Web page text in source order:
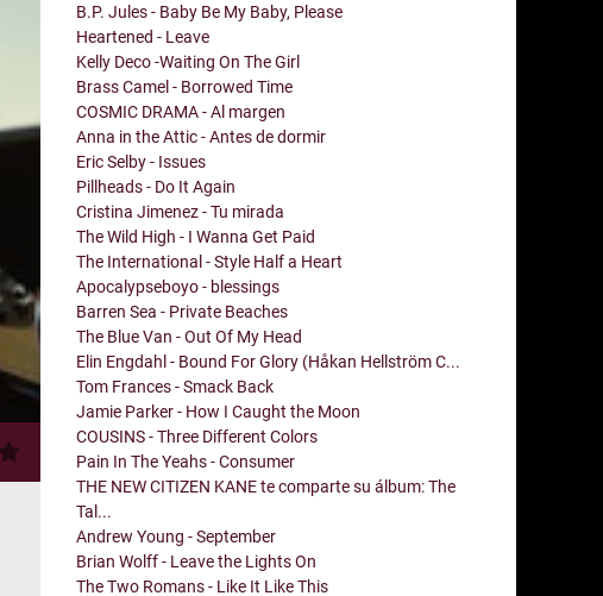
B.P. Jules - Baby Be My Baby, Please
Heartened - Leave
Kelly Deco -Waiting On The Girl
Brass Camel - Borrowed Time
COSMIC DRAMA - Al margen
Anna in the Attic - Antes de dormir
Eric Selby - Issues
Pillheads - Do It Again
Cristina Jimenez - Tu mirada
The Wild High - I Wanna Get Paid
The International - Style Half a Heart
Apocalypseboyo - blessings
Barren Sea - Private Beaches
The Blue Van - Out Of My Head
Elin Engdahl - Bound For Glory (Håkan Hellström C...
Tom Frances - Smack Back
Jamie Parker - How I Caught the Moon
COUSINS - Three Different Colors
Pain In The Yeahs - Consumer
THE NEW CITIZEN KANE te comparte su álbum: The
Tal...
Andrew Young - September
Brian Wolff - Leave the Lights On
The Two Romans - Like It Like This